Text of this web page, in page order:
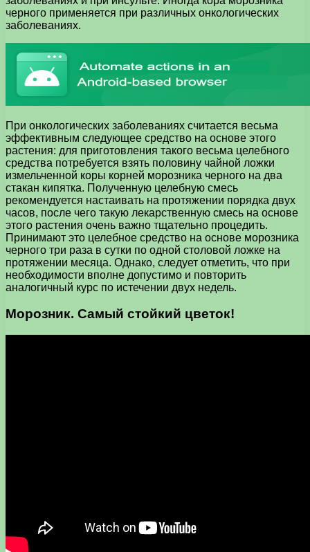
черного применяется при различных онкологических
заболеваниях.
При онкологических заболеваниях считается весьма
эффективным следующее средство на основе этого
растения: для приготовления такого весьма целебного
средства потребуется взять половину чайной ложки
измельченной коры корней морозника черного на два
стакан кипятка. Полученную целебную смесь
рекомендуется настаивать на протяжении порядка двух
часов, после чего такую лекарственную смесь на основе
этого растения очень важно тщательно процедить.
Принимают это целебное средство на основе морозника
черного три раза в сутки по одной столовой ложке на
протяжении месяца. Однако, следует отметить, что при
необходимости вполне допустимо и повторить
аналогичный курс по истечении двух недель.
Морозник. Самый стойкий цветок!